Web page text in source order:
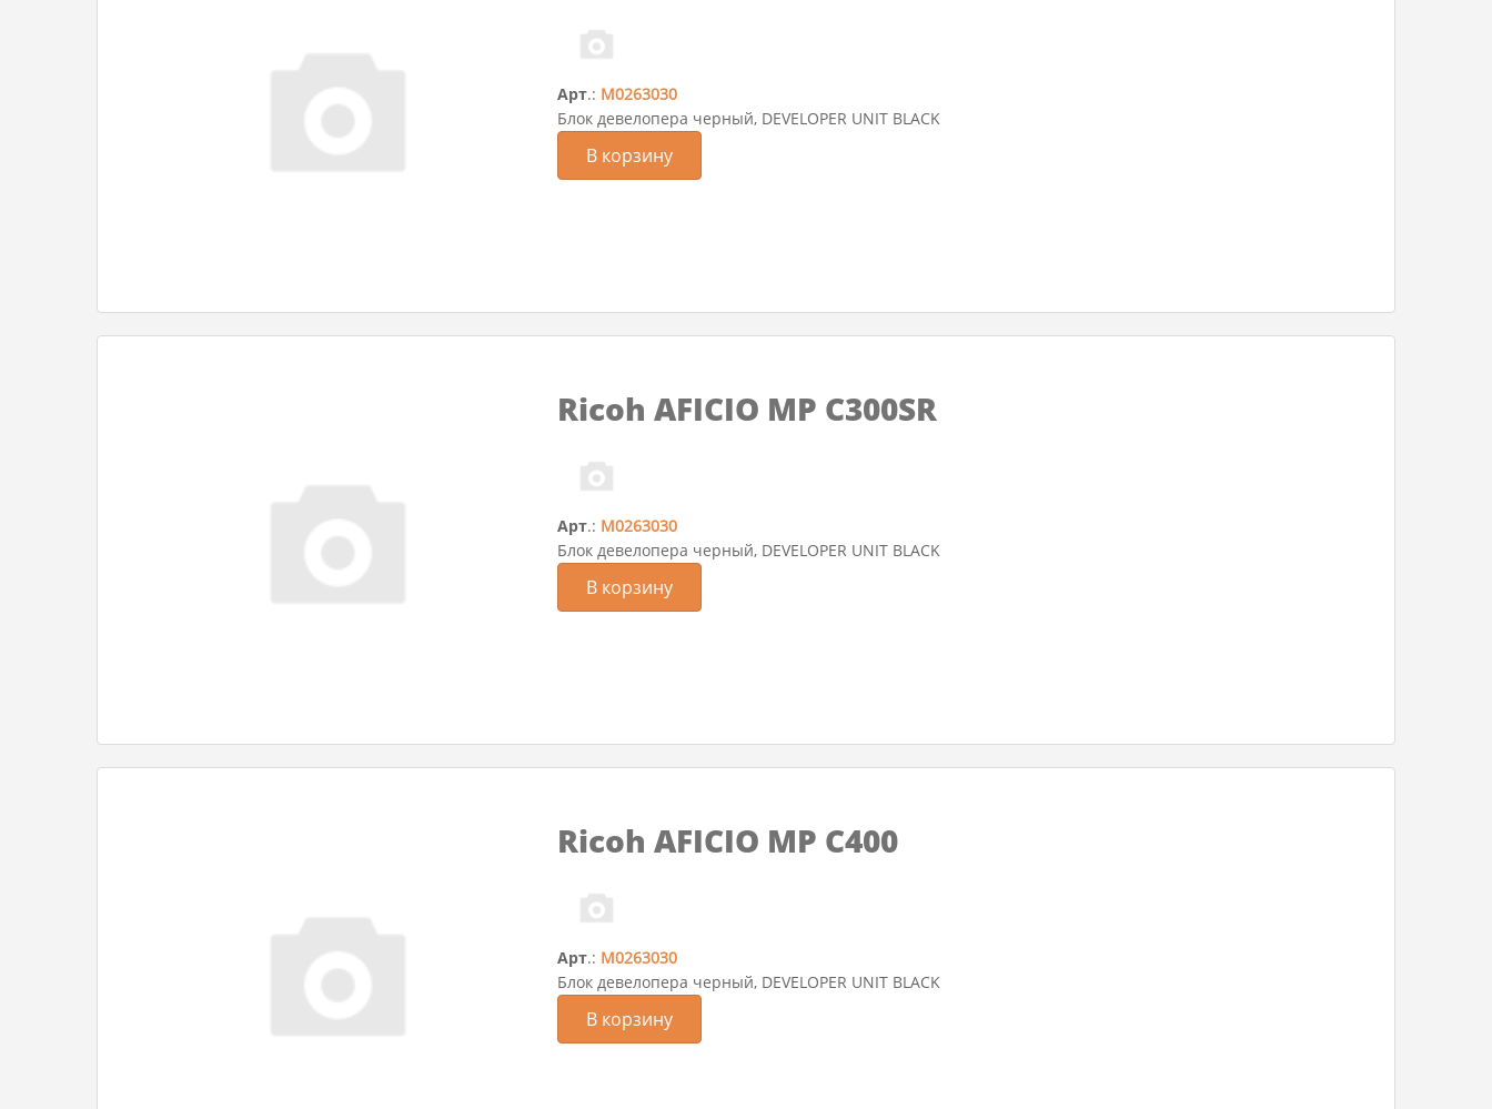
Арт.: M0263030
Блок девелопера черный, DEVELOPER UNIT BLACK
В корзину
Ricoh AFICIO MP C300SR
Арт.: M0263030
Блок девелопера черный, DEVELOPER UNIT BLACK
В корзину
Ricoh AFICIO MP C400
Арт.: M0263030
Блок девелопера черный, DEVELOPER UNIT BLACK
В корзину